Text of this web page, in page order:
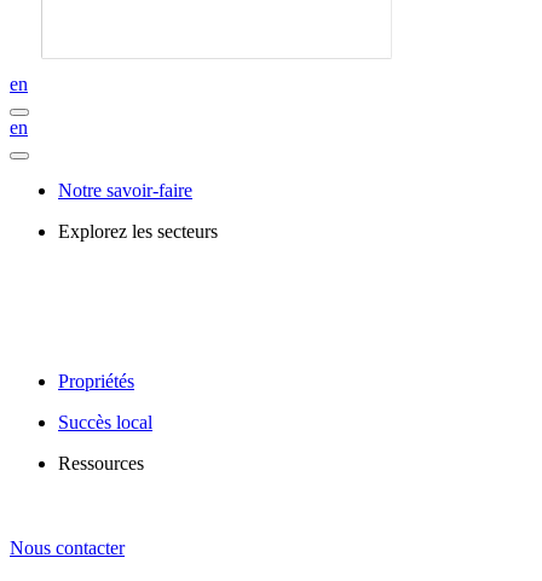
en
en
Notre savoir-faire
Explorez les secteurs
Propriétés
Succès local
Ressources
Nous contacter